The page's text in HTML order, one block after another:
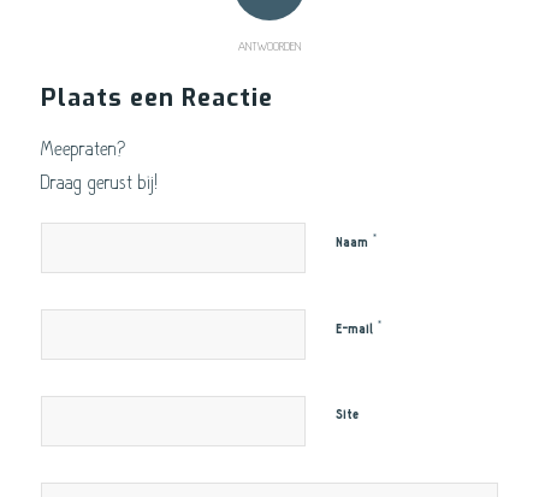
ANTWOORDEN
Plaats een Reactie
Meepraten?
Draag gerust bij!
Naam *
E-mail *
Site